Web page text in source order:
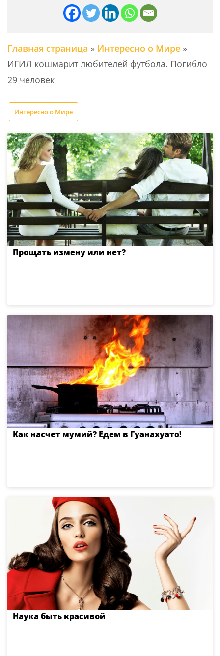
Главная страница » Интересно о Мире »
ИГИЛ кошмарит любителей футбола. Погибло
29 человек
Интересно о Мире
Прощать измену или нет?
Как насчет мумий? Едем в Гуанахуато!
Наука быть красивой